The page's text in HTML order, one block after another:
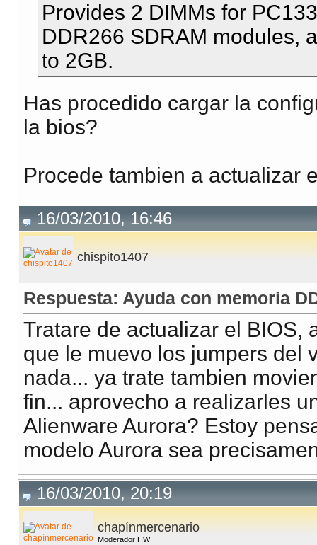
Provides 2 DIMMs for
DDR266 SDRAM modules,
to 2GB.
Has procedido cargar la
la bios?
Procede tambien a actualizar
16/03/2010, 16:46
chispito1407
Respuesta: Ayuda con memoria
Tratare de actualizar el BIOS,
que le muevo los jumpers del
nada... ya trate tambien
fin... aprovecho a realizarles
Alienware Aurora? Estoy
modelo Aurora sea
16/03/2010, 20:19
chapínmercenario
Moderador HW